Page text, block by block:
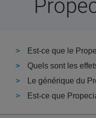
Quels sont les
Le générique du
Est-ce que